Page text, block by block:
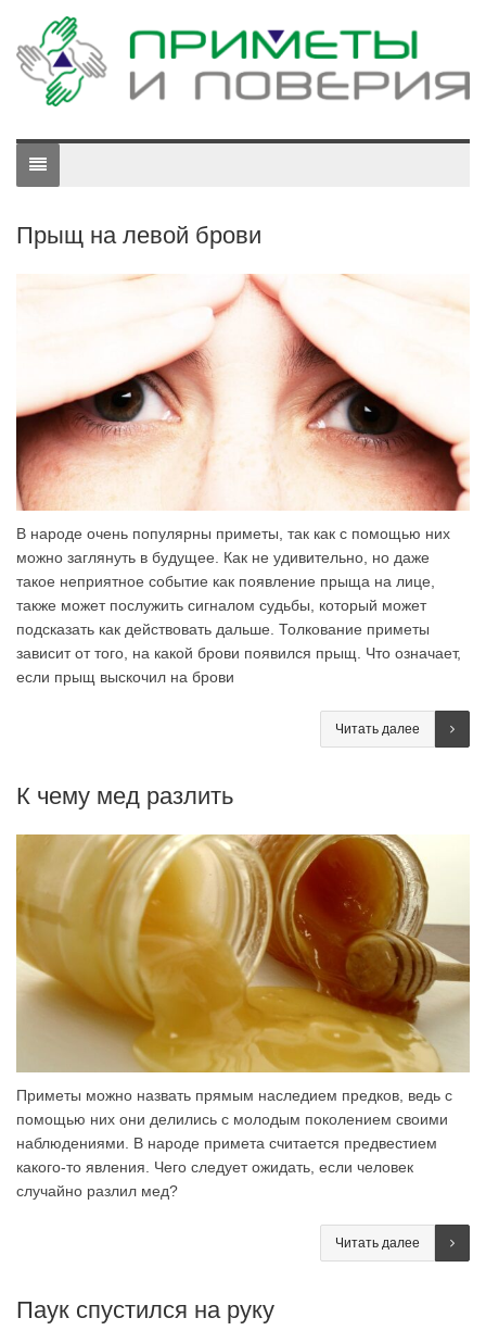
Прыщ на левой брови
В народе очень популярны приметы, так как с помощью них
можно заглянуть в будущее. Как не удивительно, но даже
такое неприятное событие как появление прыща на лице,
также может послужить сигналом судьбы, который может
подсказать как действовать дальше. Толкование приметы
зависит от того, на какой брови появился прыщ. Что означает,
если прыщ выскочил на брови
Читать далее
К чему мед разлить
Приметы можно назвать прямым наследием предков, ведь с
помощью них они делились с молодым поколением своими
наблюдениями. В народе примета считается предвестием
какого-то явления. Чего следует ожидать, если человек
случайно разлил мед?
Читать далее
Паук спустился на руку